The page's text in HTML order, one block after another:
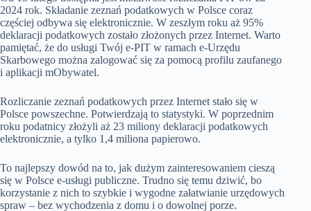
2024 rok. Składanie zeznań podatkowych w Polsce coraz
częściej odbywa się elektronicznie. W zeszłym roku aż 95%
deklaracji podatkowych zostało złożonych przez Internet. Warto
pamiętać, że do usługi Twój e-PIT w ramach e-Urzędu
Skarbowego można zalogować się za pomocą profilu zaufanego
i aplikacji mObywatel.
Rozliczanie zeznań podatkowych przez Internet stało się w
Polsce powszechne. Potwierdzają to statystyki. W poprzednim
roku podatnicy złożyli aż 23 miliony deklaracji podatkowych
elektronicznie, a tylko 1,4 miliona papierowo.
To najlepszy dowód na to, jak dużym zainteresowaniem cieszą
się w Polsce e-usługi publiczne. Trudno się temu dziwić, bo
korzystanie z nich to szybkie i wygodne załatwianie urzędowych
spraw – bez wychodzenia z domu i o dowolnej porze.